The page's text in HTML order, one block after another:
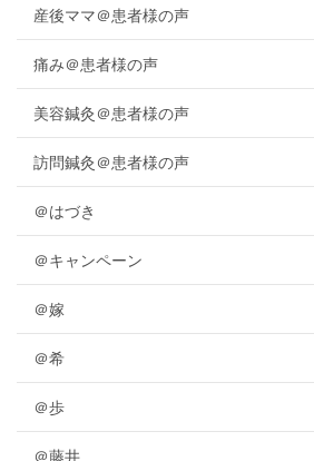
産後ママ＠患者様の声
痛み＠患者様の声
美容鍼灸＠患者様の声
訪問鍼灸＠患者様の声
＠はづき
＠キャンペーン
＠嫁
＠希
＠歩
＠藤井